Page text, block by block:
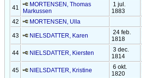
41
MORTENSEN, Thomas
Markussen
1 jul.
1883
42 MORTENSEN, Ulla
43 NIELSDATTER, Karen
24 feb.
1818
44 NIELSDATTER, Kiersten
3 dec.
1814
45 NIELSDATTER, Kristine
6 okt.
1820